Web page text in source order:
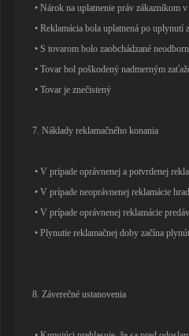
• Nárok na uplatnenie práv zákazníkom
• Reklamácia bola uplatnená po uplynutí
• S tovarom bolo zaobchádzané
• Tovar bol poškodený nadmerným
• Tovar je znečistený
7. Náklady reklamačného konania
• V prípade oprávnenej a potvrdenej
• V prípade neoprávnenej reklamácie
• V prípade oprávnenej reklamácie
• Plynutie reklamačnej doby začína
8. Záverečné ustanovenia